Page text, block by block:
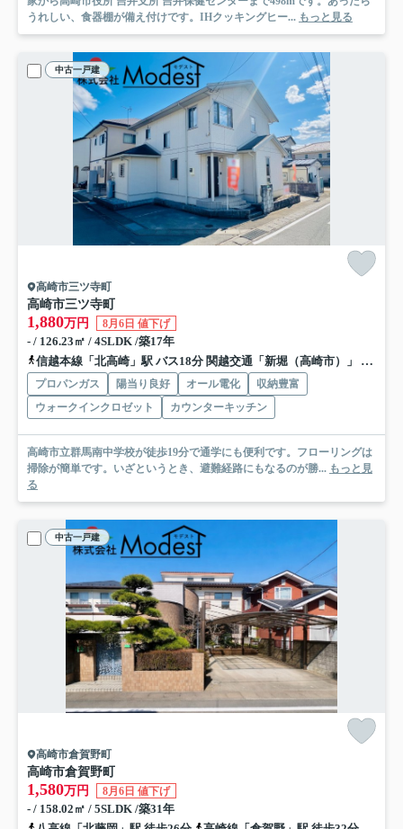
うれしい、食器棚が備え付けです。IHクッキングヒー... もっと見る
中古一戸建
高崎市三ツ寺町
高崎市三ツ寺町
1,880万円 8月6日 値下げ
- / 126.23㎡ / 4SLDK /築17年
信越本線「北高崎」駅 バス18分 関越交通「新堀（高崎市）」 停歩8分
プロパンガス 陽当り良好 オール電化
収納豊富
ウォークインクロゼット
カウンターキッチン
高崎市立群馬南中学校が徒歩19分で通学にも便利です。フローリングは
掃除が簡単です。いざというとき、避難経路にもなるのが勝... もっと見
る
中古一戸建
高崎市倉賀野町
高崎市倉賀野町
1,580万円 8月6日 値下げ
- / 158.02㎡ / 5SLDK /築31年